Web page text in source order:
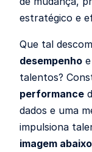
estratégico e
Que tal
desempenho
talentos?
performance
dados e uma
impulsiona
imagem